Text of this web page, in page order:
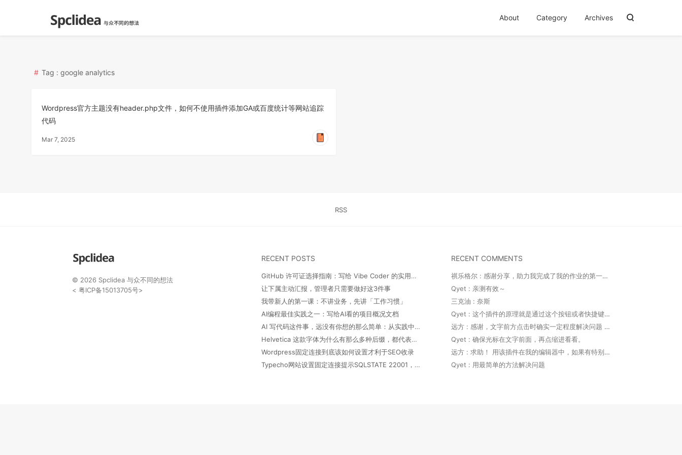
About Category Archives
Tag : google analytics
Wordpress官方主题没有header.php文件，如何不使用插件添加GA或百度统计等网站追踪
代码
Mar 7, 2025
RSS
© 2026 Spclidea 与众不同的想法
< 粤ICP备15013705号>
RECENT POSTS
GitHub 许可证选择指南：写给 Vibe Coder 的实用笔记
让下属主动汇报，管理者只需要做好这3件事
我带新人的第一课：不讲业务，先讲「工作习惯」
AI编程最佳实践之一：写给AI看的项目概况文档
AI 写代码这件事，远没有你想的那么简单：从实践中得出的几点经验
Helvetica 这款字体为什么有那么多种后缀，都代表什么意思？
Wordpress固定连接到底该如何设置才利于SEO收录
Typecho网站设置固定连接提示SQLSTATE 22001，Data too long for column 'url' at row 1
RECENT COMMENTS
祺乐格尔 : 感谢分享，助力我完成了我的作业的第一部分。并...
Qyet : 亲测有效～
三克油 : 奈斯
Qyet : 这个插件的原理就是通过这个按钮或者快捷键代替...
远方 : 感谢，文字前方点击时确实一定程度解决问题 ...
Qyet : 确保光标在文字前面，再点缩进看看。
远方 : 求助！ 用该插件在我的编辑器中，如果有特别多...
Qyet : 用最简单的方法解决问题